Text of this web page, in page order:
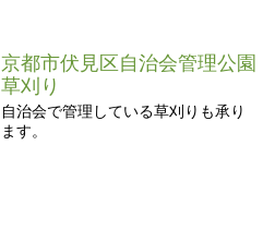
京都市伏見区自治会管理公園
草刈り
自治会で管理している草刈りも承り
ます。